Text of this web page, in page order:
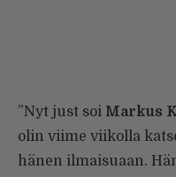
”Nyt just soi Markus
olin viime viikolla
hänen ilmaisuaan.